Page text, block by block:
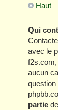
Haut
Qui
avec le
aucun
partie